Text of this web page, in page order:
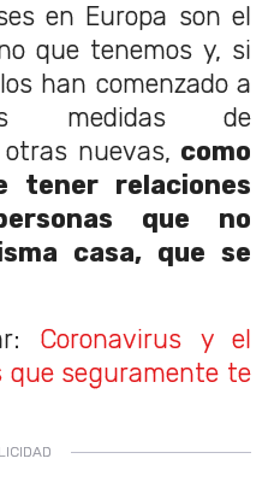
en Europa son el
que tenemos y, si
han comenzado a
medidas de
nuevas, como
tener relaciones
que no
casa, que se
Coronavirus y el
que seguramente te